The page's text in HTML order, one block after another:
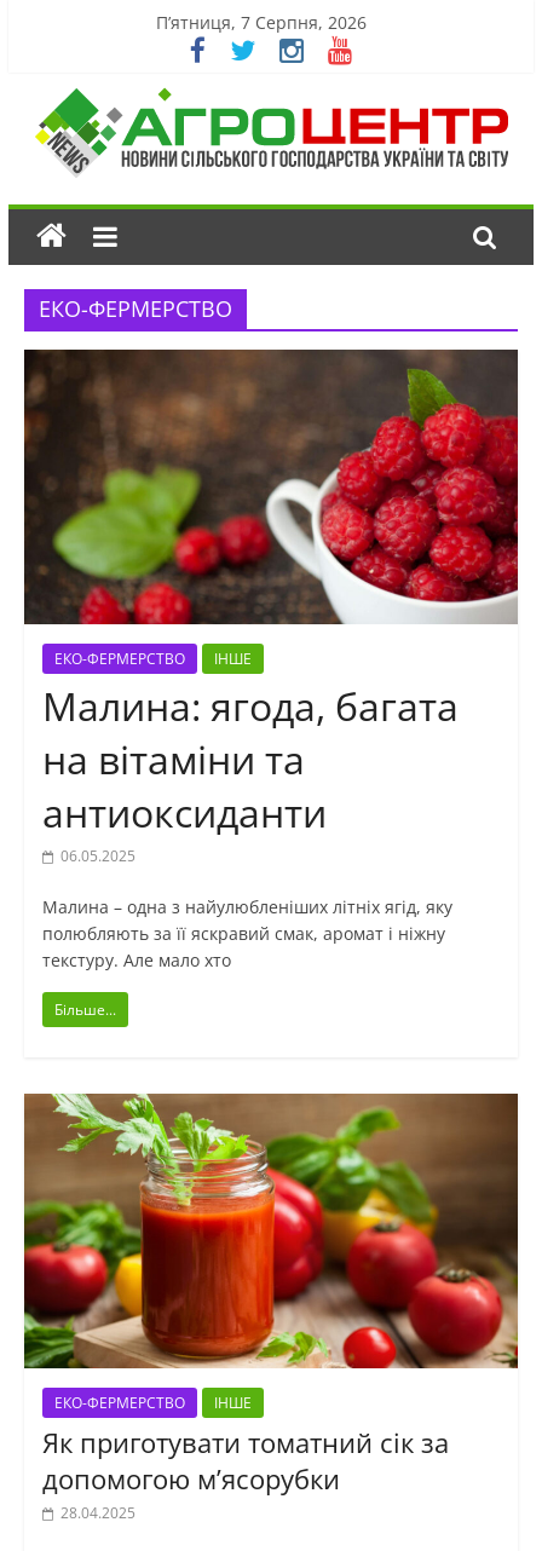
П’ятниця, 7 Серпня, 2026
ЕКО-ФЕРМЕРСТВО
ЕКО-ФЕРМЕРСТВО ІНШЕ
Малина: ягода, багата
на вітаміни та
антиоксиданти
06.05.2025
Малина – одна з найулюбленіших літніх ягід, яку
полюбляють за її яскравий смак, аромат і ніжну
текстуру. Але мало хто
Більше...
ЕКО-ФЕРМЕРСТВО ІНШЕ
Як приготувати томатний сік за
допомогою м’ясорубки
28.04.2025